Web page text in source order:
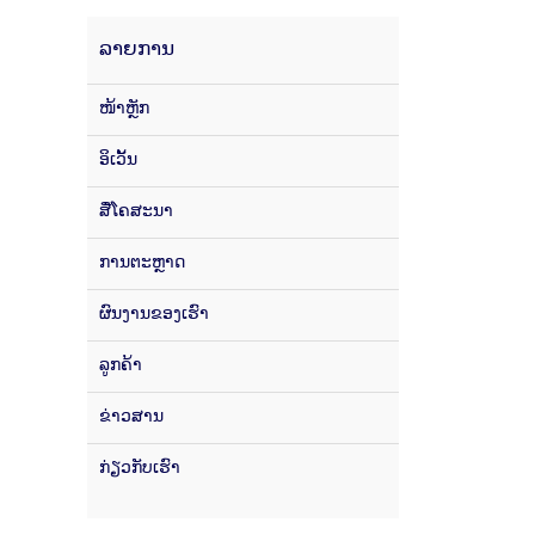
ລາຍການ
ໜ້າຫຼັກ
ອິເວັ້ນ
ສື່ໂຄສະນາ
ການຕະຫຼາດ
ຜົນງານຂອງເຮົາ
ລູກຄ້າ
ຂ່າວສານ
ກ່ຽວກັບເຮົາ